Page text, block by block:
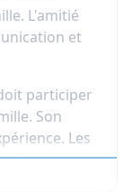
L'amitié
et
participer
Son
Les
des
Le